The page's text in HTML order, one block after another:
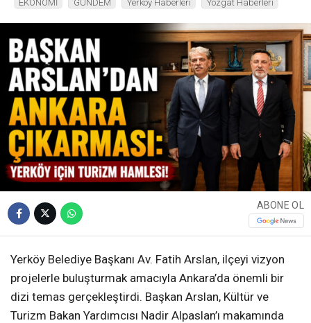
EKONOMİ GÜNDEM Yerköy Haberleri Yozgat Haberleri
ABONE OL
Yerköy Belediye Başkanı Av. Fatih Arslan, ilçeyi vizyon
projelerle buluşturmak amacıyla Ankara’da önemli bir
dizi temas gerçekleştirdi. Başkan Arslan, Kültür ve
Turizm Bakan Yardımcısı Nadir Alpaslan’ı makamında